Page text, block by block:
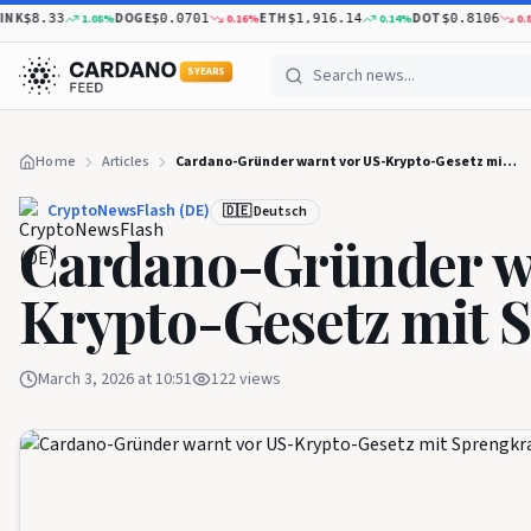
$8.33 1.08%DOGE$0.0701 0.16%ETH$1,916.14 0.14%DOT$0.8106 0.83%
5 YEARS
Home Articles Cardano-Gründer warnt vor US-Krypto-Gesetz mit Sprengkraft
CryptoNewsFlash (DE) 🇩🇪 Deutsch
Cardano-Gründer
Krypto-Gesetz mit
March 3, 2026 at 10:51 122views